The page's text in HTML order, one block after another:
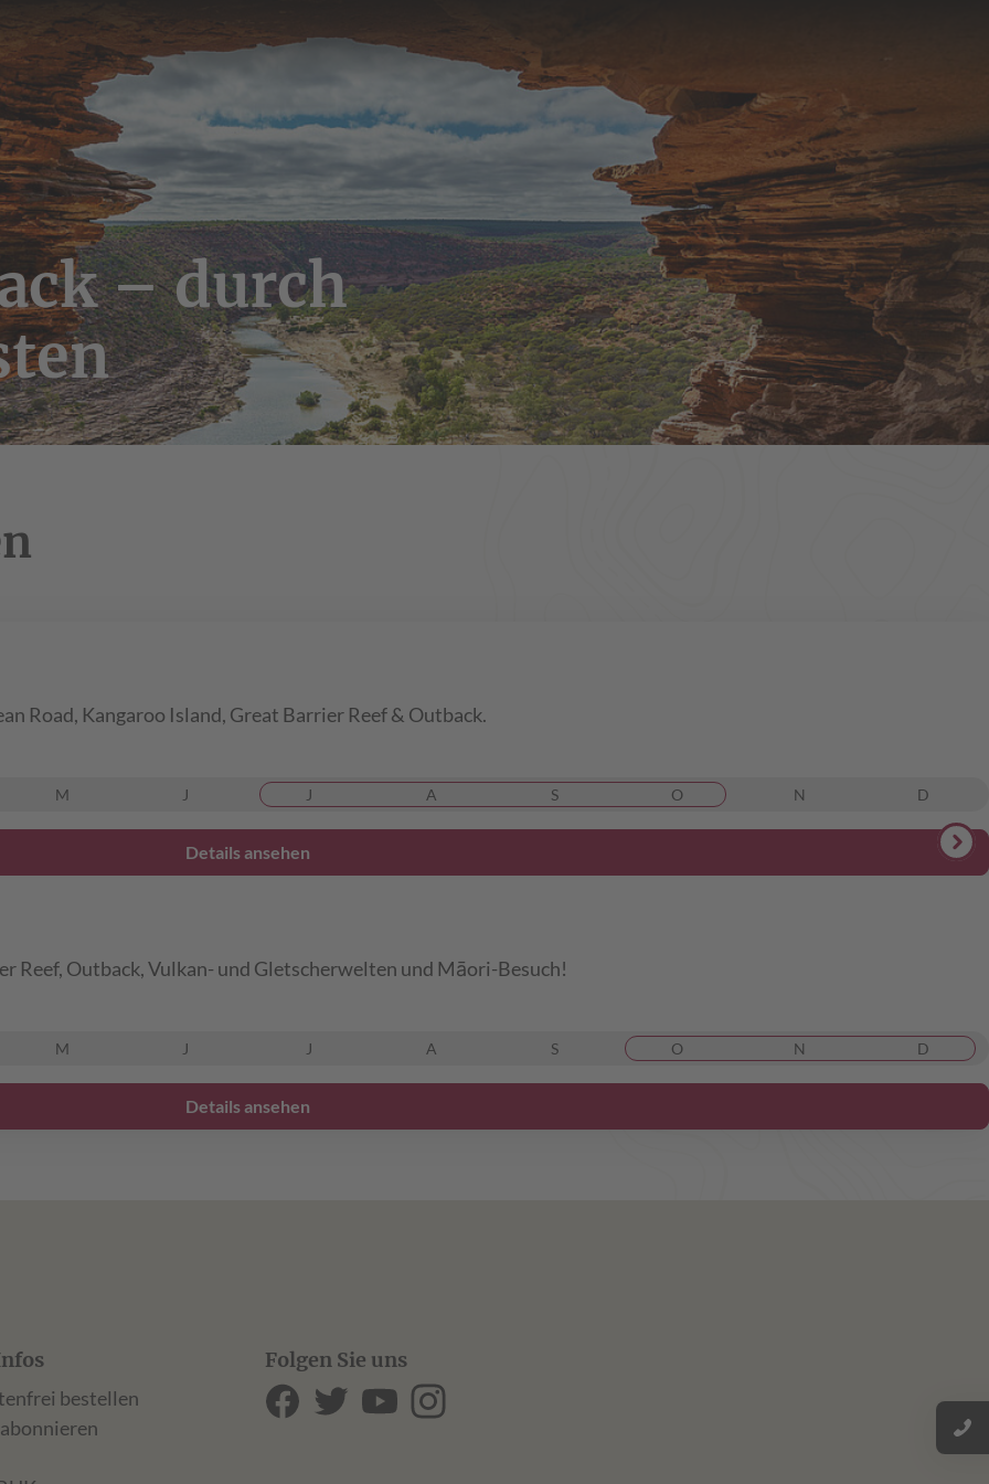
– durch
Road, Kangaroo Island, Great Barrier Reef & Outback.
M J J A S O N D
Details ansehen
Reef, Outback, Vulkan- und Gletscherwelten und Māori-Besuch!
M J J A S O N D
Details ansehen
bestellen
Folgen Sie uns